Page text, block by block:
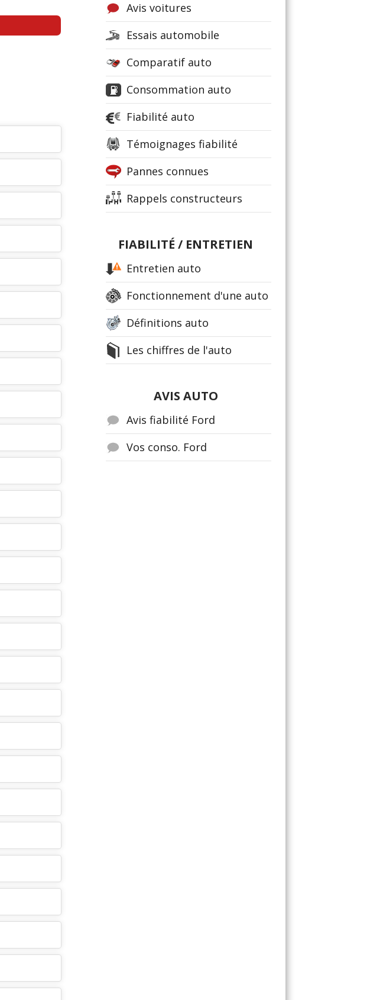
Avis voitures
Essais automobile
Comparatif auto
Consommation auto
Fiabilité auto
Témoignages fiabilité
Pannes connues
Rappels constructeurs
FIABILITÉ / ENTRETIEN
Entretien auto
Fonctionnement d'une auto
Définitions auto
Les chiffres de l'auto
AVIS AUTO
Avis fiabilité Ford
Vos conso. Ford